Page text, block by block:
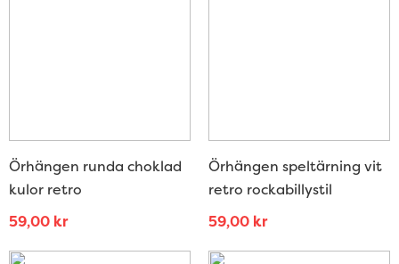
Örhängen runda choklad
kulor retro
59,00 kr
Örhängen speltärning vit
retro rockabillystil
59,00 kr